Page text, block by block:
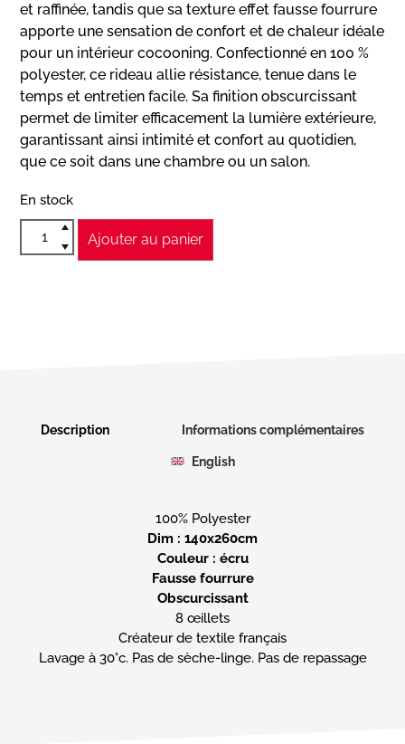
et raffinée, tandis que sa texture effet fausse fourrure
apporte une sensation de confort et de chaleur idéale
pour un intérieur cocooning. Confectionné en 100 %
polyester, ce rideau allie résistance, tenue dans le
temps et entretien facile. Sa finition obscurcissant
permet de limiter efficacement la lumière extérieure,
garantissant ainsi intimité et confort au quotidien,
que ce soit dans une chambre ou un salon.
En stock
Ajouter au panier
Description Informations complémentaires
English
100% Polyester
Dim : 140x260cm
Couleur : écru
Fausse fourrure
Obscurcissant
8 œillets
Créateur de textile français
Lavage à 30°c. Pas de sèche-linge. Pas de repassage